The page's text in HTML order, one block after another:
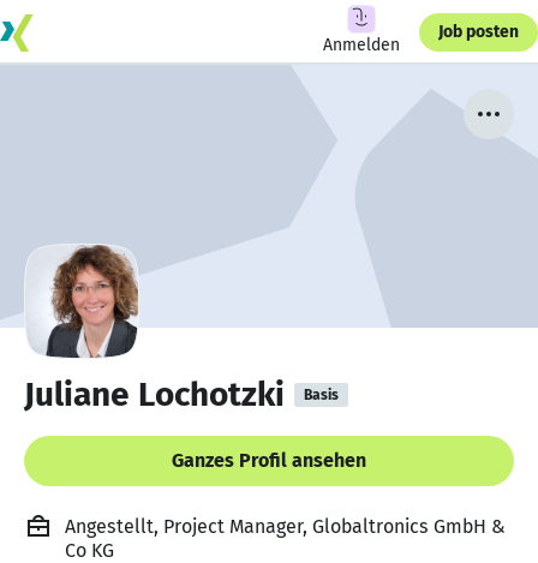
Anmelden
Job posten
Juliane Lochotzki Basis
Ganzes Profil ansehen
Angestellt, Project Manager, Globaltronics GmbH &
Co KG